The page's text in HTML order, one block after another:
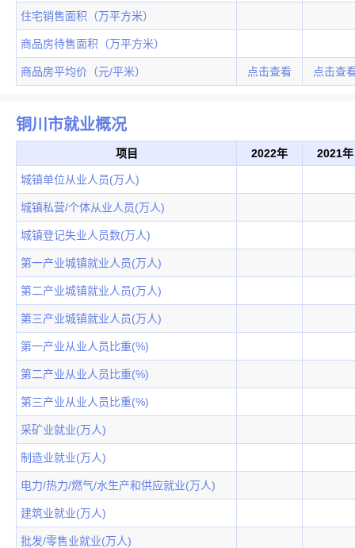
住宅销售面积（万平方米）
商品房待售面积（万平方米）
商品房平均价（元/平米） 点击查看 点击查
铜川市就业概况
项目 2022年 2021年
城镇单位从业人员(万人)
城镇私营/个体从业人员(万人)
城镇登记失业人员数(万人)
第一产业城镇就业人员(万人)
第二产业城镇就业人员(万人)
第三产业城镇就业人员(万人)
第一产业从业人员比重(%)
第二产业从业人员比重(%)
第三产业从业人员比重(%)
采矿业就业(万人)
制造业就业(万人)
电力/热力/燃气/水生产和供应就业(万人)
建筑业就业(万人)
批发/零售业就业(万人)